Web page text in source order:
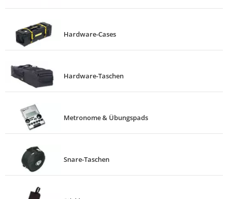
Hardware-Cases
Hardware-Taschen
Metronome & Übungspads
Snare-Taschen